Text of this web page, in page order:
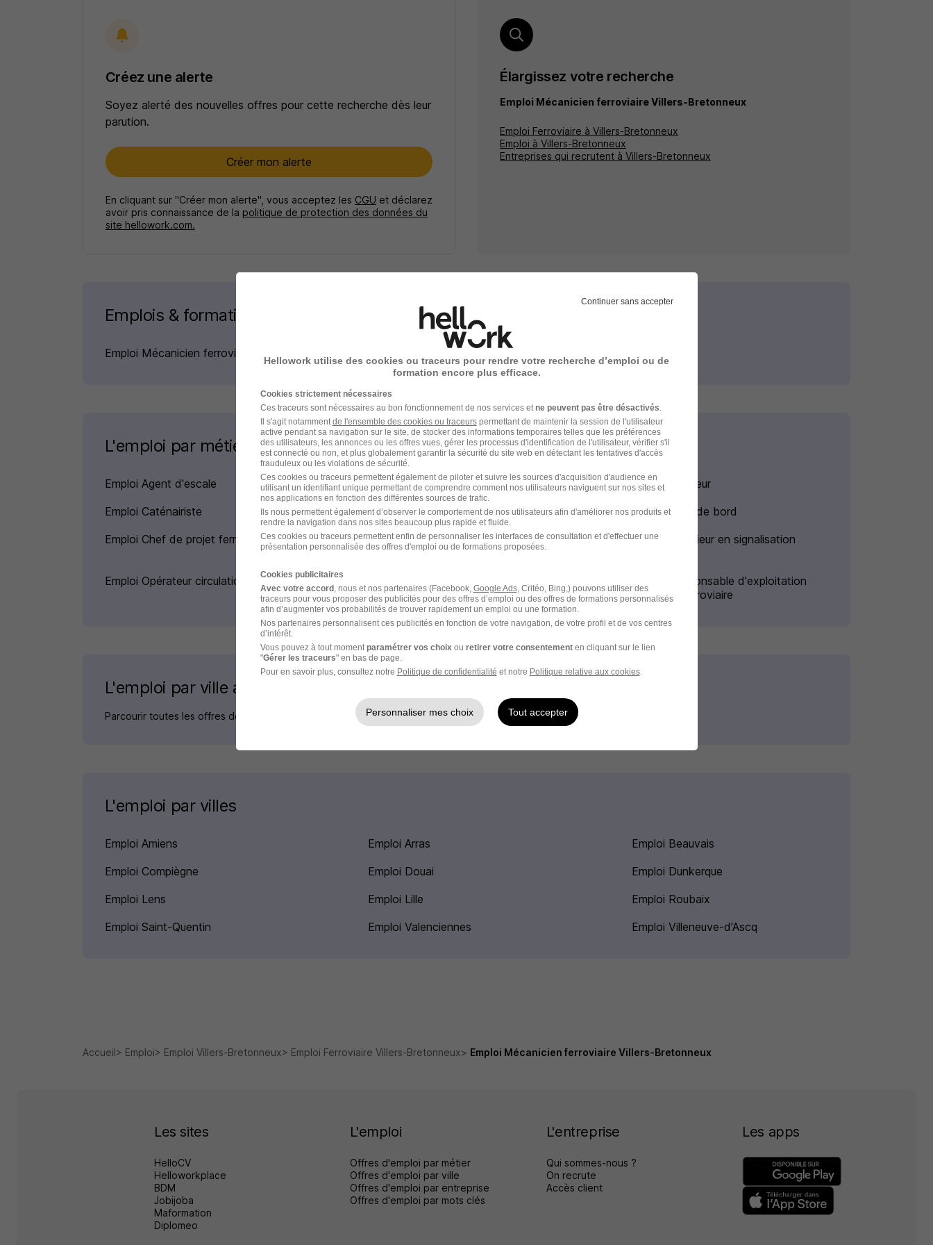
Créez une alerte
Soyez alerté des nouvelles offres pour cette recherche dès leur
parution.
Créer mon alerte
En cliquant sur "Créer mon alerte", vous acceptez les CGU et déclarez
avoir pris connaissance de la politique de protection des données du
site hellowork.com.
Élargissez votre recherche
Emploi Mécanicien ferroviaire Villers-Bretonneux
Emploi Ferroviaire à Villers-Bretonneux
Emploi à Villers-Bretonneux
Entreprises qui recrutent à Villers-Bretonneux
Emplois & formations
Emploi Mécanicien ferroviaire
L'emploi par métier
Emploi Agent d'escale Emploi Agent ferroviaire
Emploi Aiguilleur
Emploi Caténairiste
Emploi Chef d'équipe caténaire
Emploi Chef de bord
Emploi Chef de projet ferroviaire
Emploi Conducteur de train
Emploi Ingénieur en signalisation
Emploi Opérateur circulation ferroviaire
Emploi Opérateur de circulation du
réseau ferroviaire
Emploi Responsable d'exploitation
transport ferroviaire
L'emploi par ville autour de Villers-Bretonneux
Parcourir toutes les offres de Mécanicien ferroviaire
L'emploi par villes
Emploi Amiens Emploi Arras
Emploi Beauvais
Emploi Compiègne
Emploi Douai
Emploi Dunkerque
Emploi Lens
Emploi Lille
Emploi Roubaix
Emploi Saint-Quentin
Emploi Valenciennes Emploi Villeneuve-d'Ascq
Accueil Emploi Emploi Villers-Bretonneux Emploi Ferroviaire Villers-Bretonneux Emploi Mécanicien ferroviaire Villers-Bretonneux
Les sites
HelloCV
Helloworkplace
BDM
Jobijoba
Maformation
Diplomeo
L'emploi
Offres d'emploi par métier
Offres d'emploi par ville
Offres d'emploi par entreprise
Offres d'emploi par mots clés
L'entreprise
Qui sommes-nous ?
On recrute
Accès client
Les apps
Continuer sans accepter
Hellowork utilise des cookies ou traceurs pour rendre votre recherche d’emploi ou de
formation encore plus efficace.
Cookies strictement nécessaires
Ces traceurs sont nécessaires au bon fonctionnement de nos services etne peuvent pas être désactivés.
Il s'agit notammentde l'ensemble des cookies ou traceurspermettant de maintenir la session de l'utilisateur
active pendant sa navigation sur le site, de stocker des informations temporaires telles que les préférences
des utilisateurs, les annonces ou les offres vues, gérer les processus d'identification de l'utilisateur, vérifier s'il
est connecté ou non, et plus globalement garantir la sécurité du site web en détectant les tentatives d'accès
frauduleux ou les violations de sécurité.
Ces cookies ou traceurs permettent également de piloter et suivre les sources d'acquisition d'audience en
utilisant un identifiant unique permettant de comprendre comment nos utilisateurs naviguent sur nos sites et
nos applications en fonction des différentes sources de trafic.
Ils nous permettent également d’observer le comportement de nos utilisateurs afin d'améliorer nos produits et
rendre la navigation dans nos sites beaucoup plus rapide et fluide.
Ces cookies ou traceurs permettent enfin de personnaliser les interfaces de consultation et d'effectuer une
présentation personnalisée des offres d'emploi ou de formations proposées.
Cookies publicitaires
Avec votre accord , nous et nos partenaires (Facebook, Google Ads, Critéo, Bing,) pouvons utiliser des
traceurs pour vous proposer des publicités pour des offres d’emploi ou des offres de formations personnalisés
afin d’augmenter vos probabilités de trouver rapidement un emploi ou une formation.
Nos partenaires personnalisent ces publicités en fonction de votre navigation, de votre profil et de vos centres
d’intérêt.
Vous pouvez à tout momentparamétrer vos choixou retirer votre consentementen cliquant sur le lien
"Gérer les traceurs" en bas de page.
Pour en savoir plus, consultez notre Politique de confidentialité et notre Politique relative aux cookies.
Personnaliser mes choix Tout accepter